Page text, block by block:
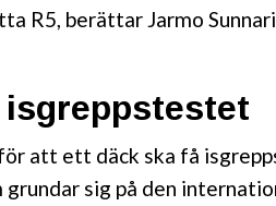
R5, berättar Jarmo
isgreppstestet
att ett däck ska få
sig på den